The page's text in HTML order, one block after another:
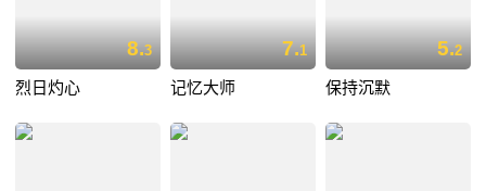
8.3
烈日灼心
7.1
记忆大师
5.2
保持沉默